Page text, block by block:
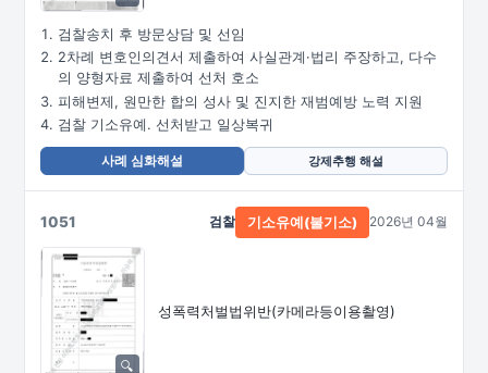
검찰송치 후 방문상담 및 선임
2차례 변호인의견서 제출하여 사실관계·법리 주장하고, 다수
의 양형자료 제출하여 선처 호소
피해변제, 원만한 합의 성사 및 진지한 재범예방 노력 지원
검찰 기소유예. 선처받고 일상복귀
사례 심화해설 강제추행 해설
1051
성폭력처벌법위반(카메라등이용촬영)
검찰 기소유예(불기소) 2026년 04월